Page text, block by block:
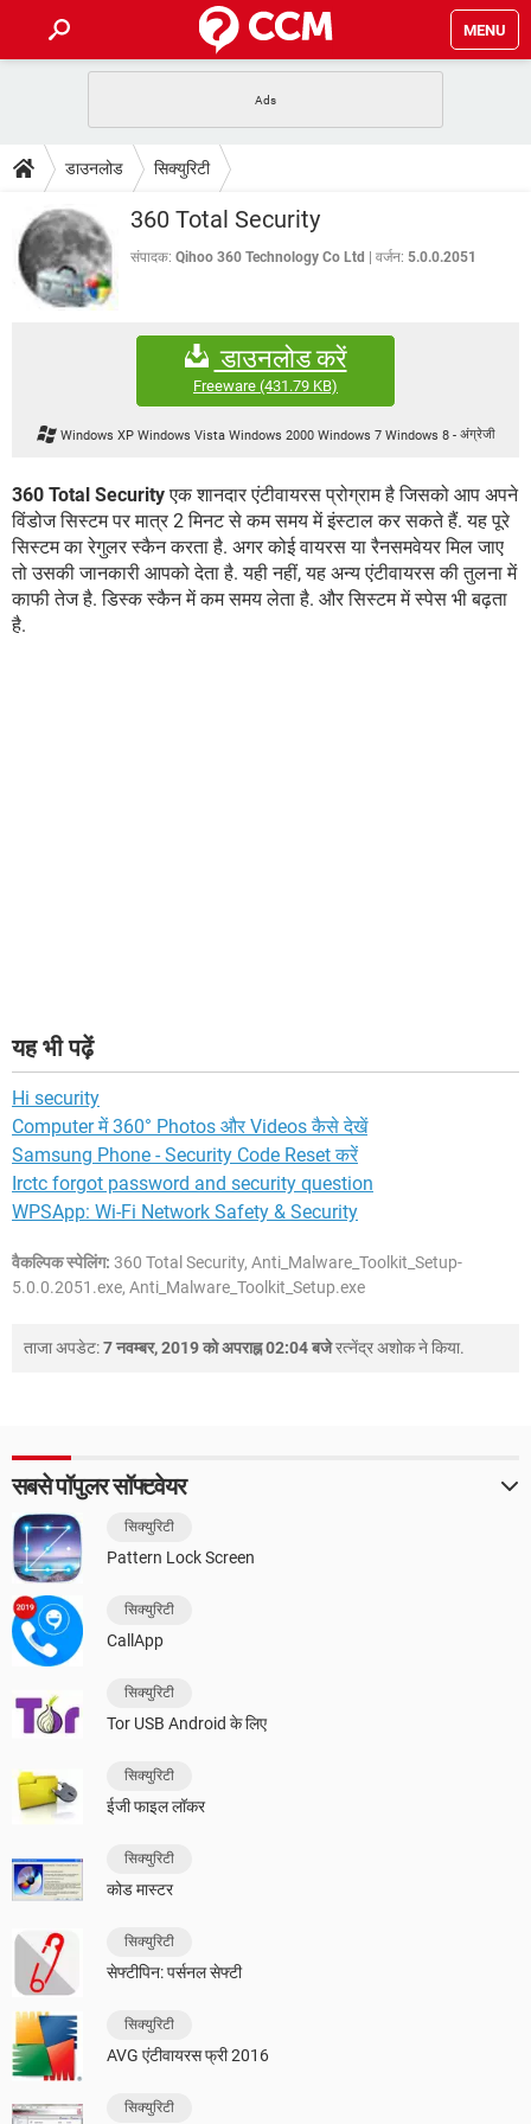
MENU
फोन पर अकाउंट बैलेंस चेक
WhatsApp Hack हो गया? Lucky Patcher यूज करें
टेक-स्पेशल
2020 के फ्री एंटीवायरस
बेस्ट फ्री ऑनलाइन गेम्स
डाउनलोड
Vidmate PUBG Mobile
WhatsRemoved+
FORUM
कंप्यूटर बस
डाउनलोड सिक्युरिटी
360 Total Security
संपादक: Qihoo 360 Technology Co Ltd वर्जन: 5.0.0.2051
डाउनलोड करें
Freeware (431.79 KB)
Windows XP Windows Vista Windows 2000 Windows 7 Windows 8-अंग्रेजी
360 Total Securityएक शानदार एंटीवायरस प्रोग्राम है जिसको आप अपने
विंडोज सिस्टम पर मात्र 2 मिनट से कम समय में इंस्टाल कर सकते हैं. यह पूरे
सिस्टम का रेगुलर स्कैन करता है. अगर कोई वायरस या रैनसमवेयर मिल जाए
तो उसकी जानकारी आपको देता है. यही नहीं, यह अन्य एंटीवायरस की तुलना में
काफी तेज है. डिस्क स्कैन में कम समय लेता है. और सिस्टम में स्पेस भी बढ़ता
है.
यह भी पढ़ें
Hi security
Computer में 360° Photos और Videos कैसे देखें
Samsung Phone - Security Code Reset करें
Irctc forgot password and security question
WPSApp: Wi-Fi Network Safety & Security
वैकल्पिक स्पेलिंग: 360 Total Security, Anti_Malware_Toolkit_Setup-
5.0.0.2051.exe, Anti_Malware_Toolkit_Setup.exe
ताजा अपडेट:7 नवम्बर, 2019 को अपराह्न 02:04 बजेरत्नेंद्र अशोकने किया.
सबसे पॉपुलर सॉफ्टवेयर
सिक्युरिटी
Pattern Lock Screen
सिक्युरिटी
CallApp
सिक्युरिटी
Tor USB Android के लिए
सिक्युरिटी
ईजी फाइल लॉकर
सिक्युरिटी
कोड मास्टर
सिक्युरिटी
सेफ्टीपिन: पर्सनल सेफ्टी
सिक्युरिटी
AVG एंटीवायरस फ्री 2016
सिक्युरिटी